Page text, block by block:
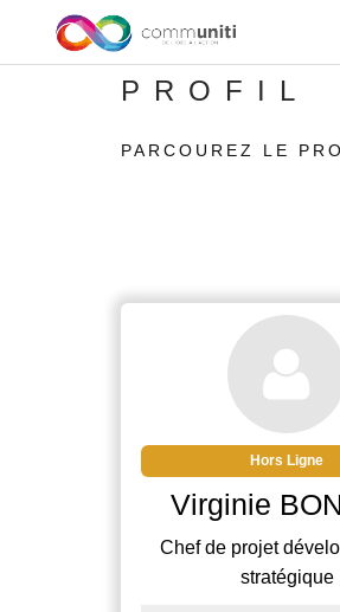
PROFIL
PARCOUREZ LE
Hors Ligne
Virginie
Chef de projet
stratégique